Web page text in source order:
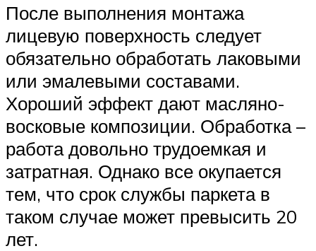
После выполнения монтажа
лицевую поверхность следует
обязательно обработать лаковыми
или эмалевыми составами.
Хороший эффект дают масляно-
восковые композиции. Обработка –
работа довольно трудоемкая и
затратная. Однако все окупается
тем, что срок службы паркета в
таком случае может превысить 20
лет.